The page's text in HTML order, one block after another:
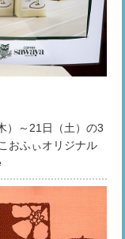
）～21日（土）の3
おふぃオリジナル